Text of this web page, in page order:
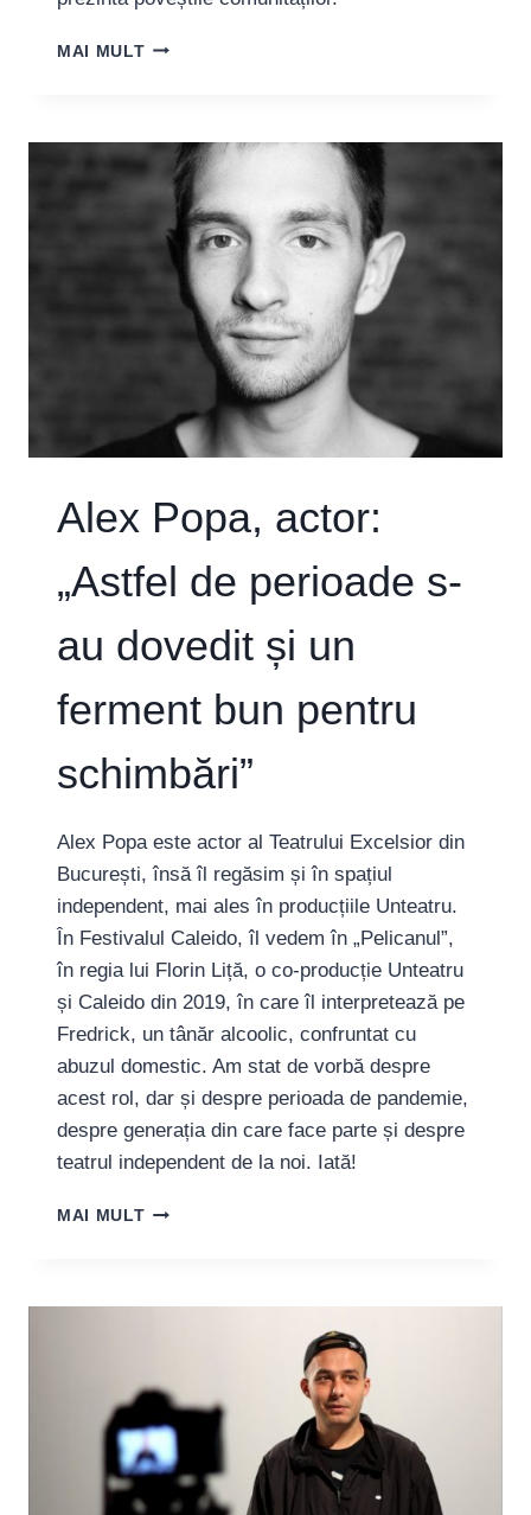
MAI MULTANDREI
REGINA
FLORILOR
RECUPEREAZĂ
ISTORIE
OPRESIUNE,
LUPTĂ
REZISTENȚĂ
Alex Popa, actor:
„Astfel de perioade s-
au dovedit și un
ferment bun pentru
schimbări”
Alex Popa este actor al Teatrului Excelsior din
București, însă îl regăsim și în spațiul
independent, mai ales în producțiile Unteatru.
În Festivalul Caleido, îl vedem în „Pelicanul”,
în regia lui Florin Liță, o co-producție Unteatru
și Caleido din 2019, în care îl interpretează pe
Fredrick, un tânăr alcoolic, confruntat cu
abuzul domestic. Am stat de vorbă despre
acest rol, dar și despre perioada de pandemie,
despre generația din care face parte și despre
teatrul independent de la noi. Iată!
MAI MULTALEX
DE
AU
DOVEDIT
ȘI
UN
FERMENT
BUN